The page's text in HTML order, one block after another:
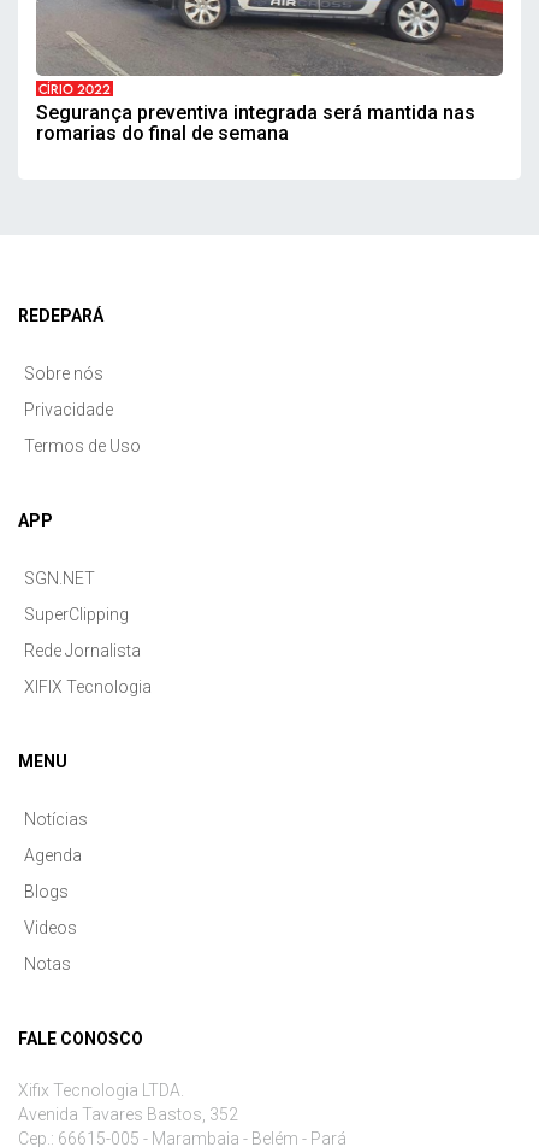
CÍRIO 2022
Segurança preventiva integrada será mantida nas
romarias do final de semana
REDEPARÁ
Sobre nós
Privacidade
Termos de Uso
APP
SGN.NET
SuperClipping
Rede Jornalista
XIFIX Tecnologia
MENU
Notícias
Agenda
Blogs
Videos
Notas
FALE CONOSCO
Xifix Tecnologia LTDA.
Avenida Tavares Bastos, 352
Cep.: 66615-005 - Marambaia - Belém - Pará